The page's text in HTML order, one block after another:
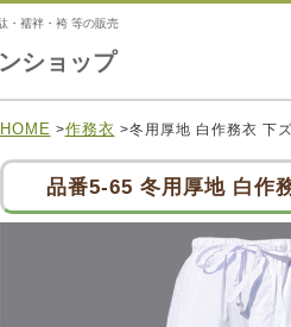
・襦袢・袴 等の販売
ショップ
HOME >作務衣 >冬用厚地 白作務衣 下
品番5-65 冬用厚地 白作